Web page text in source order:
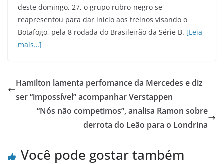
deste domingo, 27, o grupo rubro-negro se
reapresentou para dar início aos treinos visando o
Botafogo, pela 8 rodada do Brasileirão da Série B. [Leia
mais…]
Hamilton lamenta perfomance da Mercedes e diz
ser “impossível” acompanhar Verstappen
“Nós não competimos”, analisa Ramon sobre
derrota do Leão para o Londrina
Você pode gostar também